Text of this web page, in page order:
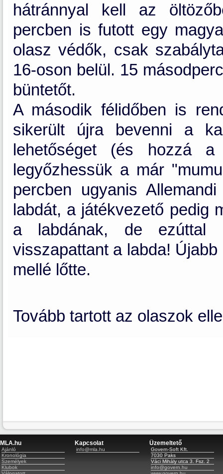
hátránnyal kell az
percben is futott egy
olasz védők, csak
16-oson belül. 15
büntetőt.
A második félidőben is
sikerült újra bevenni a
lehetőséget (és hozzá
legyőzhessük a már
percben ugyanis
labdát, a játékvezető pedig
a labdának, de ezúttal
visszapattant a labda!
mellé lőtte.
Tovább tartott az olaszok
MLA.hu
Ajánló
Kronológia
Személyek
Klubok
Kapcsolat
info@mla.hu
Üzemeltető
Govern-Soft Kft.
7030 Paks
Váci Mihály utca 3. Fsz. 2
info@govern.hu